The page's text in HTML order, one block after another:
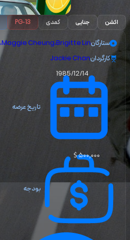
اکشن جنایی کمدی PG-13
ستارگان ،Maggie Cheung،Brigitte Lin
کارگردانJackie Chan
تاریخ عرضه
1985/12/14
بودجه
۵۰۰٬۰۰۰ $